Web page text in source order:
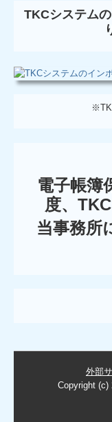
TKCシステム
電子帳簿
度、
当事務所
外部
Copyright (c)